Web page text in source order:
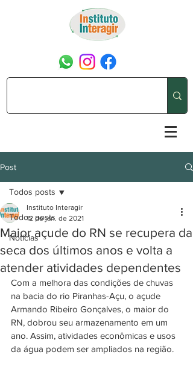
Post
Todos posts
Notícias
Todos posts
Maior açude do RN se recupera da
seca dos últimos anos e volta a
atender atividades dependentes
Instituto Interagir
12 de jan. de 2021
Com a melhora das condições de chuvas
na bacia do rio Piranhas-Açu, o açude
Armando Ribeiro Gonçalves, o maior do
RN, dobrou seu armazenamento em um
ano. Assim, atividades econômicas e usos
da água podem ser ampliados na região.